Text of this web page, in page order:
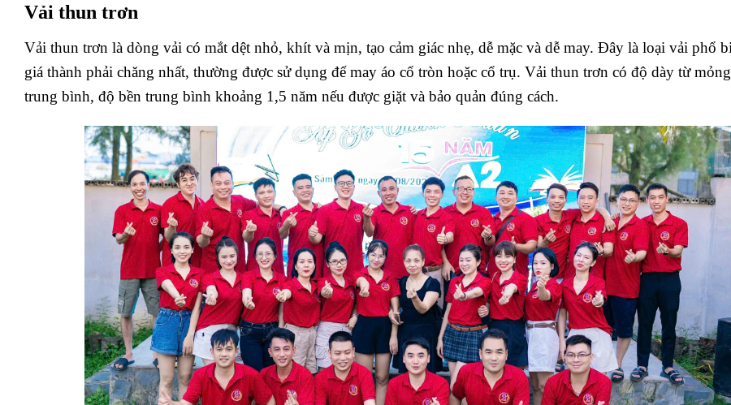
Vải thun trơn
Vải thun trơn là dòng vải có mắt dệt nhỏ, khít và mịn, tạo cảm giác nhẹ, dễ mặc và dễ may. Đây là loại vải phổ
giá thành phải chăng nhất, thường được sử dụng để may áo cổ tròn hoặc cổ trụ. Vải thun trơn có độ dày từ
trung bình, độ bền trung bình khoảng 1,5 năm nếu được giặt và bảo quản đúng cách.